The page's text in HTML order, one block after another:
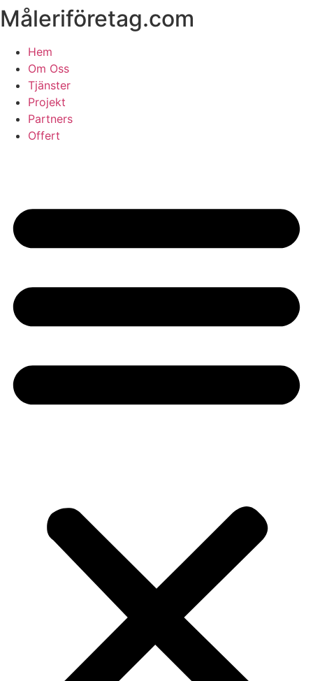
Skip
to
content
Måleriföretag.com
Hem
Om Oss
Tjänster
Projekt
Partners
Offert